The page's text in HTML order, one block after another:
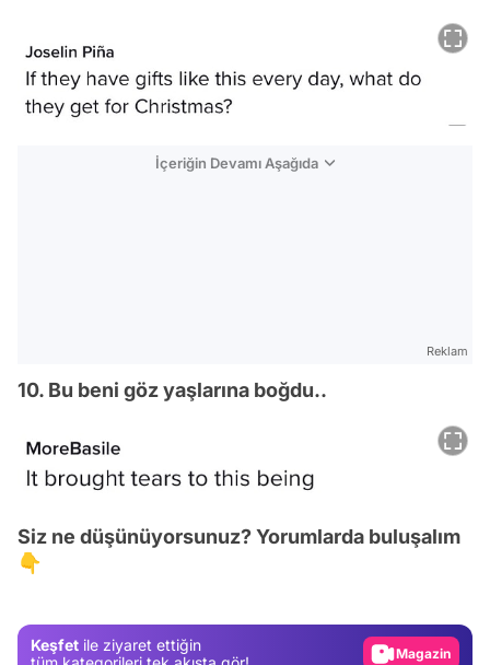
İçeriğin Devamı Aşağıda
Reklam
10. Bu beni göz yaşlarına boğdu..
Siz ne düşünüyorsunuz? Yorumlarda buluşalım
👇
Keşfet ile ziyaret ettiğin
Test
Video